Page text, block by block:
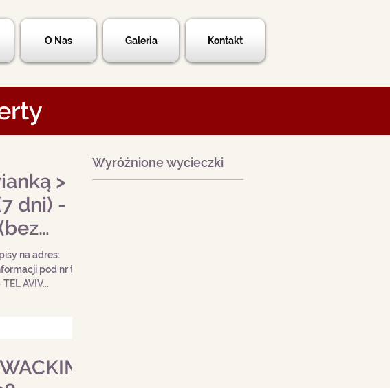
O Nas Galeria Kontakt
>
na adres:
pod nr tel.
AVIV...
Wyróżnione wycieczki